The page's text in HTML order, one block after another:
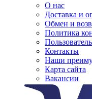
О нас
Доставка и
Обмен и
Политика
Контакты
Наши
Карта сайта
Вакансии